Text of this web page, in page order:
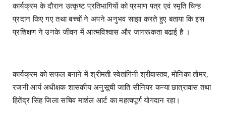
कार्यक्रम के दौरान उत्कृष्ट प्रतिभागियों को प्रमाण पत्र एवं स्मृति चिन्ह
प्रदान किए गए तथा बच्चों ने अपने अनुभव साझा करते हुए बताया कि इस
प्रशिक्षण ने उनके जीवन में आत्मविश्वास और जागरूकता बढाई है ।
कार्यक्रम को सफल बनाने में श्रीमती स्वेतांगिनी श्रीवास्तव, मोनिका तोमर,
रजनी आर्य अधीक्षक शासकीय अनुसूची जाति सीनियर कन्या छात्रावास तथा
हितेंद्र सिंह जिला सचिव मार्शल आर्ट का महत्वपूर्ण योगदान रहा।